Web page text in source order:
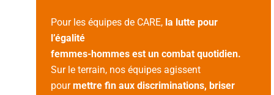
Pour les équipes de CARE, la lutte pour
l’égalité
femmes-hommes est un combat quotidien.
Sur le terrain, nos équipes agissent
pourmettre fin aux discriminations, briser